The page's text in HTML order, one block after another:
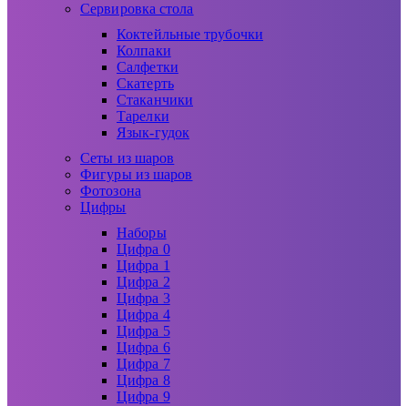
Сервировка стола
Коктейльные трубочки
Колпаки
Салфетки
Скатерть
Стаканчики
Тарелки
Язык-гудок
Сеты из шаров
Фигуры из шаров
Фотозона
Цифры
Наборы
Цифра 0
Цифра 1
Цифра 2
Цифра 3
Цифра 4
Цифра 5
Цифра 6
Цифра 7
Цифра 8
Цифра 9